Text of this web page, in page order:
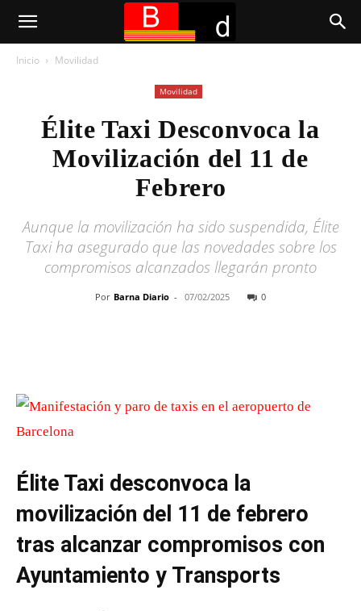
Inicio Movilidad
Movilidad
Élite Taxi Desconvoca la
Movilización del 11 de
Febrero
Aunque la movilización ha sido suspendida, Élite
Taxi ha asegurado que las novedades sobre los
compromisos alcanzados llegarán pronto
Por Barna Diario - 07/02/2025 0
Élite Taxi desconvoca la
movilización del 11 de febrero
tras alcanzar compromisos con
Ayuntamiento y Transports